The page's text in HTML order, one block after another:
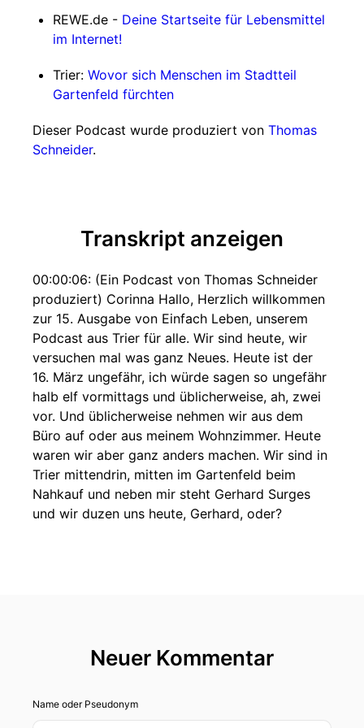
REWE.de - Deine Startseite für Lebensmittel
im Internet!
Trier: Wovor sich Menschen im Stadtteil
Gartenfeld fürchten
Dieser Podcast wurde produziert von Thomas
Schneider.
Transkript anzeigen
00:00:06: (Ein Podcast von Thomas Schneider
produziert) Corinna Hallo, Herzlich willkommen
zur 15. Ausgabe von Einfach Leben, unserem
Podcast aus Trier für alle. Wir sind heute, wir
versuchen mal was ganz Neues. Heute ist der
16. März ungefähr, ich würde sagen so ungefähr
halb elf vormittags und üblicherweise, ah, zwei
vor. Und üblicherweise nehmen wir aus dem
Büro auf oder aus meinem Wohnzimmer. Heute
waren wir aber ganz anders machen. Wir sind in
Trier mittendrin, mitten im Gartenfeld beim
Nahkauf und neben mir steht Gerhard Surges
und wir duzen uns heute, Gerhard, oder?
wie immer die Abgeordnete aus Trier. Und wir
schauen uns mal an, was es hier so gibt.
Neuer Kommentar
Name oder Pseudonym